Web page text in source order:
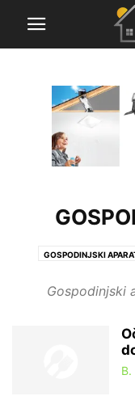
GOSPODINJSKI
Gospodinjski
B.